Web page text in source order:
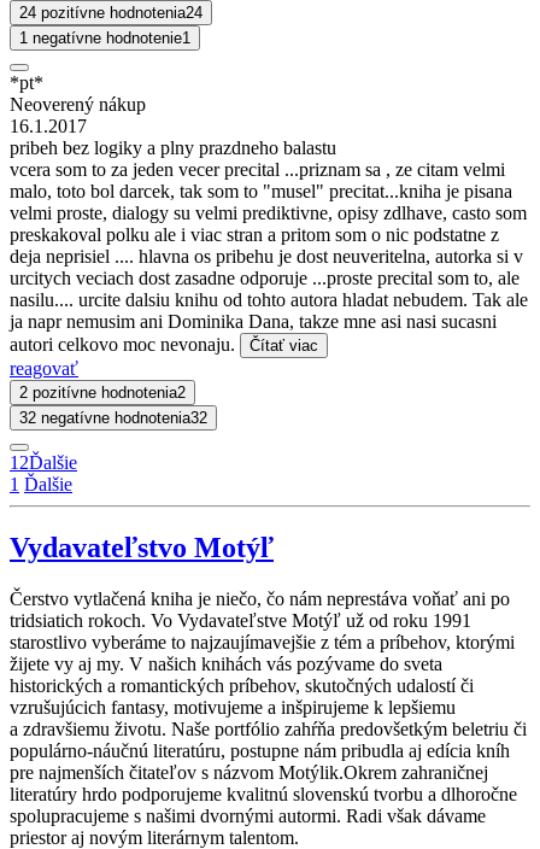
24 pozitívne hodnotenia24
1 negatívne hodnotenie1
*pt*
Neoverený nákup
16.1.2017
pribeh bez logiky a plny prazdneho balastu
vcera som to za jeden vecer precital ...priznam sa , ze citam velmi
malo, toto bol darcek, tak som to "musel" precitat...kniha je pisana
velmi proste, dialogy su velmi prediktivne, opisy zdlhave, casto som
preskakoval polku ale i viac stran a pritom som o nic podstatne z
deja neprisiel .... hlavna os pribehu je dost neuveritelna, autorka si v
urcitych veciach dost zasadne odporuje ...proste precital som to, ale
nasilu.... urcite dalsiu knihu od tohto autora hladat nebudem. Tak ale
ja napr nemusim ani Dominika Dana, takze mne asi nasi sucasni
autori celkovo moc nevonaju.
Čítať viac
reagovať
2 pozitívne hodnotenia2
32 negatívne hodnotenia32
1 2Ďalšie
1 Ďalšie
Vydavateľstvo Motýľ
Čerstvo vytlačená kniha je niečo, čo nám neprestáva voňať ani po
tridsiatich rokoch. Vo Vydavateľstve Motýľ už od roku 1991
starostlivo vyberáme to najzaujímavejšie z tém a príbehov, ktorými
žijete vy aj my. V našich knihách vás pozývame do sveta
historických a romantických príbehov, skutočných udalostí či
vzrušujúcich fantasy, motivujeme a inšpirujeme k lepšiemu
a zdravšiemu životu. Naše portfólio zahŕňa predovšetkým beletriu či
populárno-náučnú literatúru, postupne nám pribudla aj edícia kníh
pre najmenších čitateľov s názvom Motýlik.Okrem zahraničnej
literatúry hrdo podporujeme kvalitnú slovenskú tvorbu a dlhoročne
spolupracujeme s našimi dvornými autormi. Radi však dávame
priestor aj novým literárnym talentom.